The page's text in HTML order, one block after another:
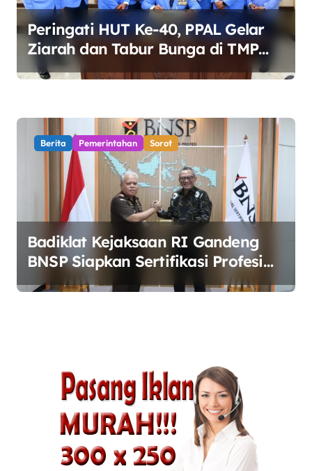
Peringati HUT Ke-40, PPAL Gelar
Ziarah dan Tabur Bunga di TMP
Kalibata
Berita Pemerintahan Sorot
Badiklat Kejaksaan RI Gandeng
BNSP Siapkan Sertifikasi Profesi
Jaksa